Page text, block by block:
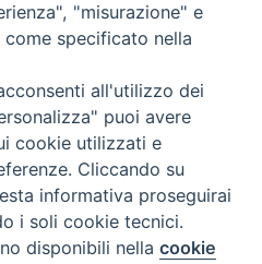
87040 Luzzi (CS)
Preferenze Cookie
"misurazione" e
specificato nella
all'utilizzo dei
puoi avere
cookie utilizzati e
Cliccando su
informativa proseguirai
i soli cookie tecnici.
disponibili nellacookie